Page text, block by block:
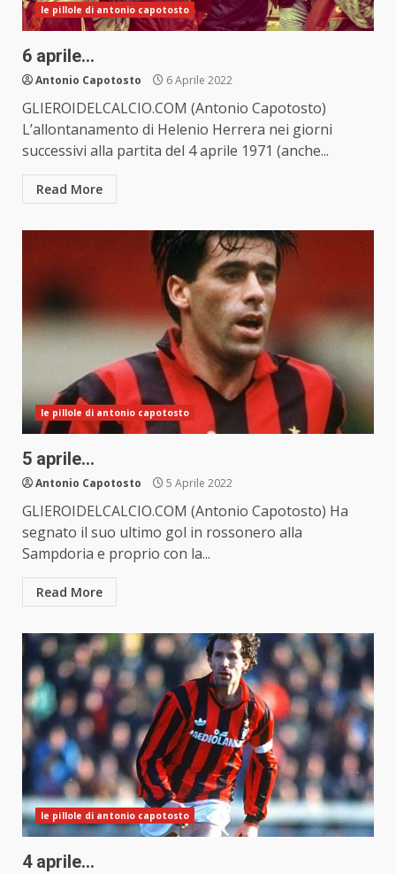
le pillole di antonio capotosto
6 aprile…
Antonio Capotosto 6 Aprile 2022
GLIEROIDELCALCIO.COM (Antonio Capotosto)
L’allontanamento di Helenio Herrera nei giorni
successivi alla partita del 4 aprile 1971 (anche...
Read More
le pillole di antonio capotosto
5 aprile…
Antonio Capotosto 5 Aprile 2022
GLIEROIDELCALCIO.COM (Antonio Capotosto) Ha
segnato il suo ultimo gol in rossonero alla
Sampdoria e proprio con la...
Read More
le pillole di antonio capotosto
4 aprile…